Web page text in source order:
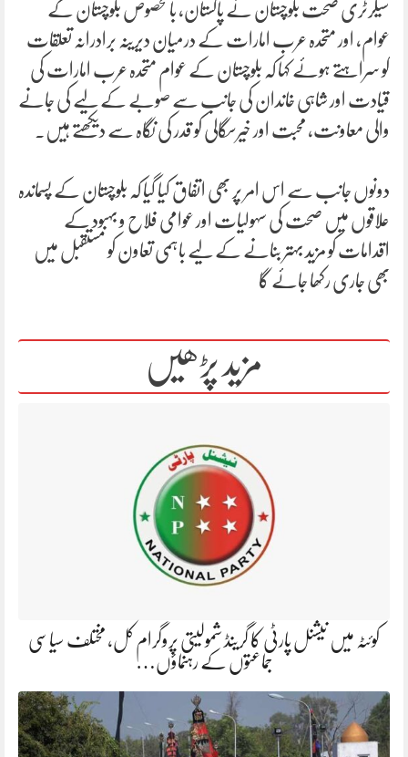
سیکرٹری صحت بلوچستان نے پاکستان، بالخصوص بلوچستان کے
عوام، اور متحدہ عرب امارات کے درمیان دیرینہ برادرانہ تعلقات
کو سراہتے ہوئے کہا کہ بلوچستان کے عوام متحدہ عرب امارات کی
قیادت اور شاہی خاندان کی جانب سے صوبے کے لیے کی جانے
والی معاونت، محبت اور خیرسگالی کو قدر کی نگاہ سے دیکھتے ہیں۔
دونوں جانب سے اس امر پر بھی اتفاق کیا گیا کہ بلوچستان کے پسماندہ
علاقوں میں صحت کی سہولیات اور عوامی فلاح و بہبود کے
اقدامات کو مزید بہتر بنانے کے لیے باہمی تعاون کو مستقبل میں
بھی جاری رکھا جائے گا
مزید پڑھیں
کوئٹہ میں نیشنل پارٹی کا گرینڈ شمولیتی پروگرام کل، مختلف سیاسی
جماعتوں کے رہنماؤں…